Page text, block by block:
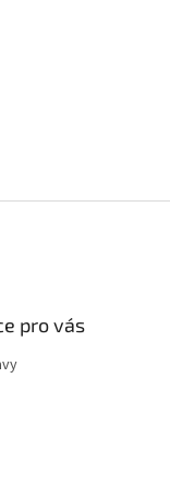
pro vás